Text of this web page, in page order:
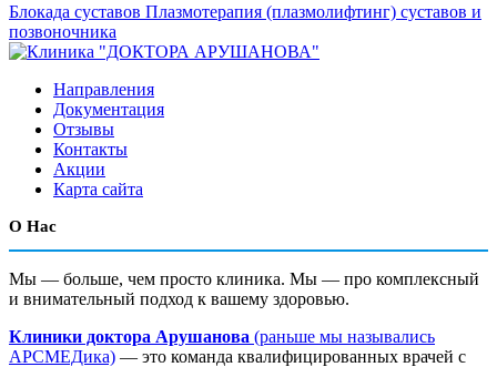
Блокада суставов Плазмотерапия (плазмолифтинг) суставов и
позвоночника
Направления
Документация
Отзывы
Контакты
Акции
Карта сайта
О Нас
Мы — больше, чем просто клиника. Мы — про комплексный
и внимательный подход к вашему здоровью.
Клиники доктора Арушанова (раньше мы назывались
АРСМЕДика) — это команда квалифицированных врачей с